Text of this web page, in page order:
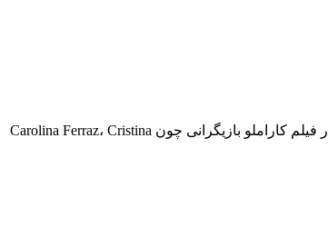
فیلم کاراملو Caramelo محصول کشور برزیل و در ژانر فیلم خانوادگی, فیلم درام می‌باشد و به کارگردانی Diego Freitas در سال 2025 ساخته شده است. در فیلم کاراملو بازیگرانی چون Carolina Ferraz، Cristina